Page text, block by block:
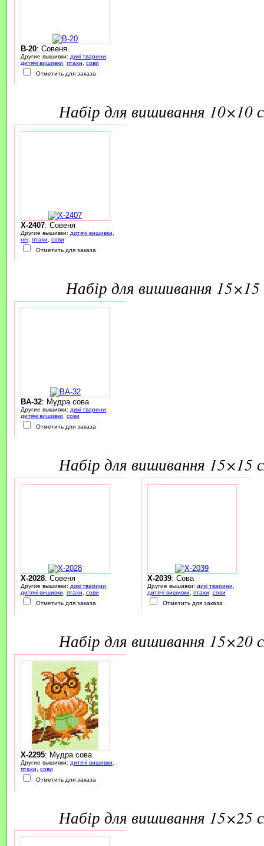
B-20: Совеня
Другие вышивки: дикі тварини,
дитячі вишивки, птахи, сови
Отметить для заказа
набір для вишивання
X-2407: Совеня
Другие вышивки: дитячі вишивки
ніч, птахи
сови
Отметить для заказа
набір для вишивання 15×15
BA-32: Мудра сова
Другие вышивки: дикі тварини
дитячі вишивки
сови
Отметить для заказа
набір для вишивання
X-2028: Совеня
Другие вышивки: дикі тварини
дитячі вишивки
птахи
сови
Отметить для заказа
X-2039: Сова
Другие вышивки: дикі тварини
дитячі вишивки
птахи
сови
Отметить для заказа
набір для вишивання
X-2295: Мудра сова
Другие вышивки: дитячі вишивки
птахи
сови
Отметить для заказа
набір для вишивання